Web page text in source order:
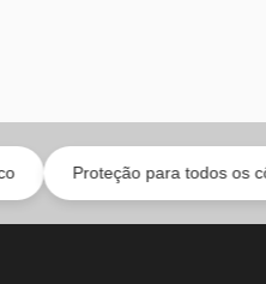
para todos os cômodos